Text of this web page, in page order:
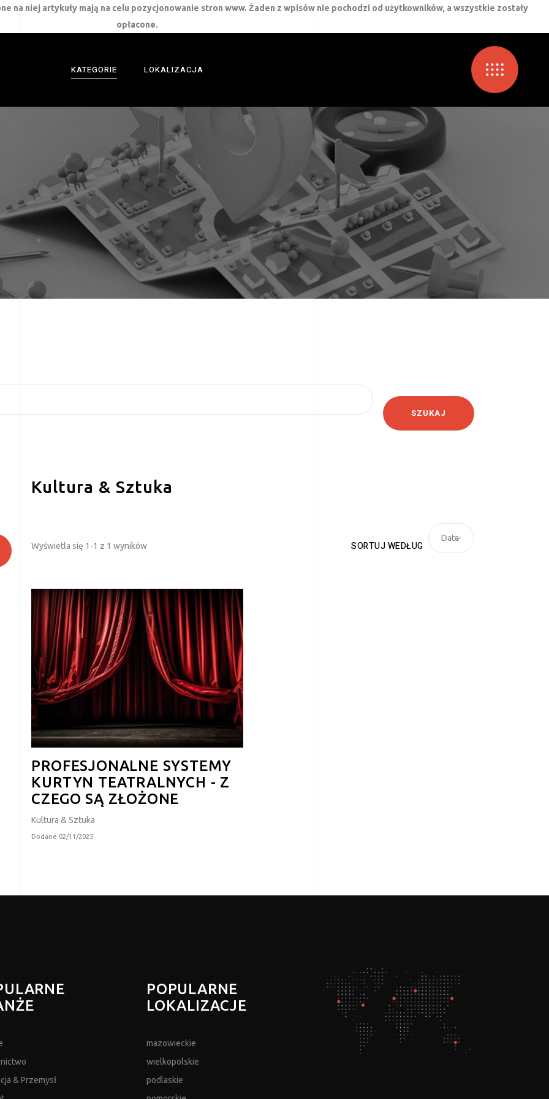
na niej artykuły mają na celu pozycjonowanie stron www. Żaden z wpisów nie pochodzi od użytkowników, a wszystkie zostały
opłacone.
KATEGORIE LOKALIZACJA
SZUKAJ
Kultura & Sztuka
Wyświetla się 1-1 z 1 wyników SORTUJ WEDŁUG
Data
PROFESJONALNE SYSTEMY
KURTYN TEATRALNYCH - Z
CZEGO SĄ ZŁOŻONE
Kultura & Sztuka
Dodane 02/11/2025
& Przemysł
POPULARNE
LOKALIZACJE
mazowieckie
wielkopolskie
podlaskie